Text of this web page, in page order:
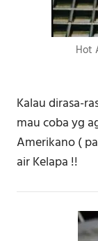
Hot
Kalau dirasa-
mau coba yg
Amerikano (
air Kelapa !!